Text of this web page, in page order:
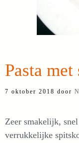
Pasta
7 oktober 2018 door
Zeer smakelijk,
verrukkelijke